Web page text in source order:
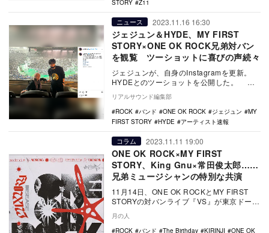
STORY Z11
ニュース 2023.11.16 16:30
ジェジュン＆HYDE、MY FIRST
STORY×ONE OK ROCK兄弟対バン
を観覧 ツーショットに喜びの声続々
ジェジュンが、自身のInstagramを更新。
HYDEとのツーショットを公開した。 ジ
ェジュンは、HYDEとともに11月14…
リアルサウンド編集部
ROCK
バンド ONE OK ROCK ジェジュン
MY
FIRST STORY
HYDE アーティスト速報
コラム 2023.11.11 19:00
ONE OK ROCK×MY FIRST
STORY、King Gnu×常田俊太郎……
兄弟ミュージシャンの特別な共演
11月14日、ONE OK ROCKとMY FIRST
STORYの対バンライブ『VS』が東京ドーム
月の人
ROCK
バンド The Birthday KIRINJI
ONE OK